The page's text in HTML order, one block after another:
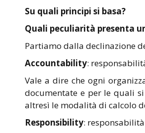
Su quali principi si basa?
Quali peculiarità presenta
Partiamo dalla declinazione
Accountability:
Vale a dire che ogni
documentate e per le quali
altresì le modalità di calcolo
Responsibility: